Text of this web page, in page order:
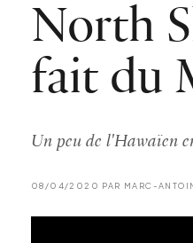
North
fait du
Un peu de l'Hawaïen
08/04/2020 PAR MARC-